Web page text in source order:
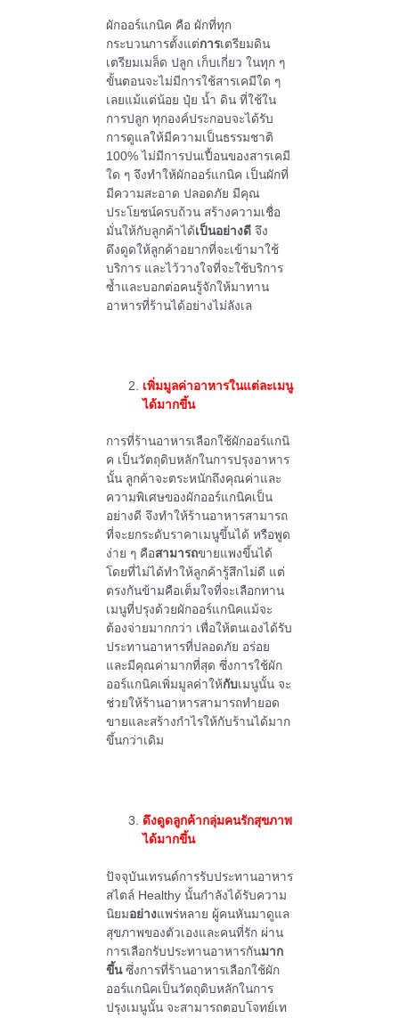
ผักออร์แกนิค คือ ผักที่ทุก
กระบวนการตั้งแต่การเตรียมดิน
เตรียมเมล็ด ปลูก เก็บเกี่ยว ในทุก ๆ
ขั้นตอนจะไม่มีการใช้สารเคมีใด ๆ
เลยแม้แต่น้อย ปุ๋ย น้ำ ดิน ที่ใช้ใน
การปลูก ทุกองค์ประกอบจะได้รับ
การดูแลให้มีความเป็นธรรมชาติ
100% ไม่มีการปนเปื้อนของสารเคมี
ใด ๆ จึงทำให้ผักออร์แกนิค เป็นผักที่
มีความสะอาด ปลอดภัย มีคุณ
ประโยชน์ครบถ้วน สร้างความเชื่อ
มั่นให้กับลูกค้าได้เป็นอย่างดีจึง
ดึงดูดให้ลูกค้าอยากที่จะเข้ามาใช้
บริการ และไว้วางใจที่จะใช้บริการ
ซ้ำและบอกต่อคนรู้จักให้มาทาน
อาหารที่ร้านได้อย่างไม่ลังเล
เพิ่มมูลค่าอาหารในแต่ละเมนู
ได้มากขึ้น
การที่ร้านอาหารเลือกใช้ผักออร์แกนิ
ค เป็นวัตถุดิบหลักในการปรุงอาหาร
นั้น ลูกค้าจะตระหนักถึงคุณค่าและ
ความพิเศษของผักออร์แกนิคเป็น
อย่างดี จึงทำให้ร้านอาหารสามารถ
ที่จะยกระดับราคาเมนูขึ้นได้ หรือพูด
ง่าย ๆ คือสามารถขายแพงขึ้นได้
โดยที่ไม่ได้ทำให้ลูกค้ารู้สึกไม่ดี แต่
ตรงกันข้ามคือเต็มใจที่จะเลือกทาน
เมนูที่ปรุงด้วยผักออร์แกนิคแม้จะ
ต้องจ่ายมากกว่า เพื่อให้ตนเองได้รับ
ประทานอาหารที่ปลอดภัย อร่อย
และมีคุณค่ามากที่สุด ซึ่งการใช้ผัก
ออร์แกนิคเพิ่มมูลค่าให้กับเมนูนั้น จะ
ช่วยให้ร้านอาหารสามารถทำยอด
ขายและสร้างกำไรให้กับร้านได้มาก
ขึ้นกว่าเดิม
ดึงดูดลูกค้ากลุ่มคนรักสุขภาพ
ได้มากขึ้น
ปัจจุบันเทรนด์การรับประทานอาหาร
สไตล์ Healthy นั้นกำลังได้รับความ
นิยมอย่างแพร่หลาย ผู้คนหันมาดูแล
สุขภาพของตัวเองและคนที่รัก ผ่าน
การเลือกรับประทานอาหารกันมาก
ขึ้นซึ่งการที่ร้านอาหารเลือกใช้ผัก
ออร์แกนิคเป็นวัตถุดิบหลักในการ
ปรุงเมนูนั้น จะสามารถตอบโจทย์เท